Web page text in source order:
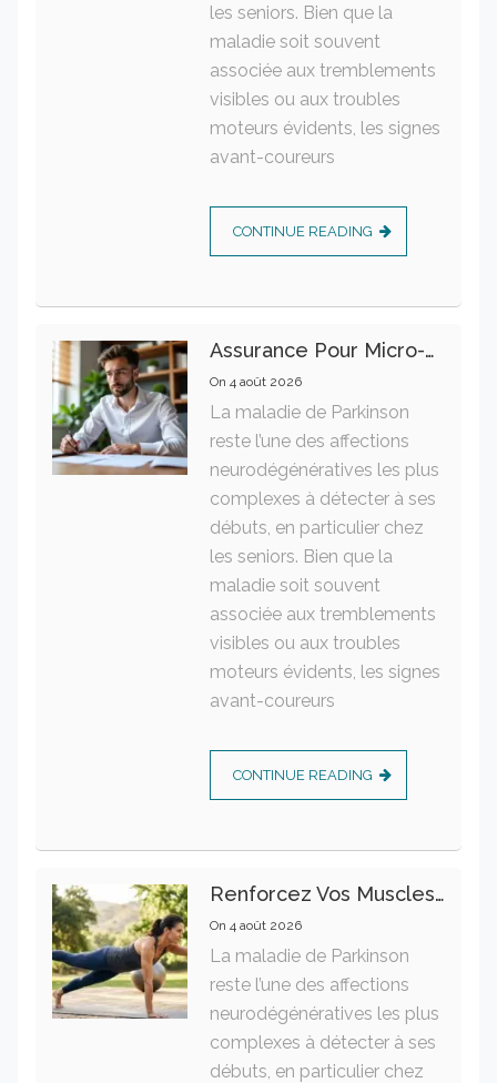
les seniors. Bien que la
maladie soit souvent
associée aux tremblements
visibles ou aux troubles
moteurs évidents, les signes
avant-coureurs
CONTINUE READING
Assurance Pour Micro-Entrepreneur : Les Garanties Essentielles À Connaître
On 4 août 2026
La maladie de Parkinson
reste l’une des affections
neurodégénératives les plus
complexes à détecter à ses
débuts, en particulier chez
les seniors. Bien que la
maladie soit souvent
associée aux tremblements
visibles ou aux troubles
moteurs évidents, les signes
avant-coureurs
CONTINUE READING
Renforcez Vos Muscles Profonds Pour Apaiser Votre Mal De Dos
On 4 août 2026
La maladie de Parkinson
reste l’une des affections
neurodégénératives les plus
complexes à détecter à ses
débuts, en particulier chez